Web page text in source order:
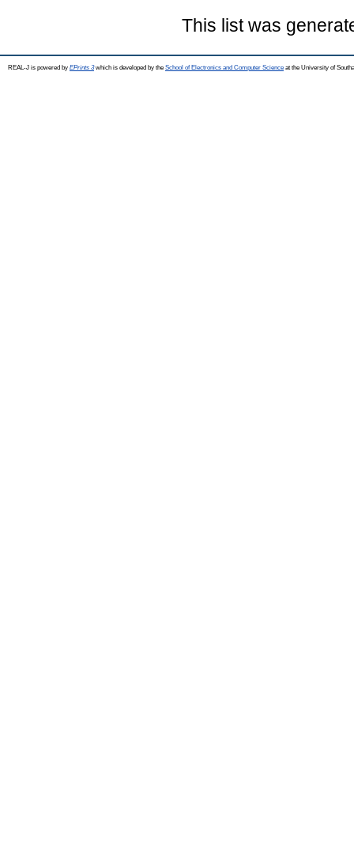
This list was
REAL-J is powered by EPrints 3which is developed by the School of Electronics and Computer Science at the University of